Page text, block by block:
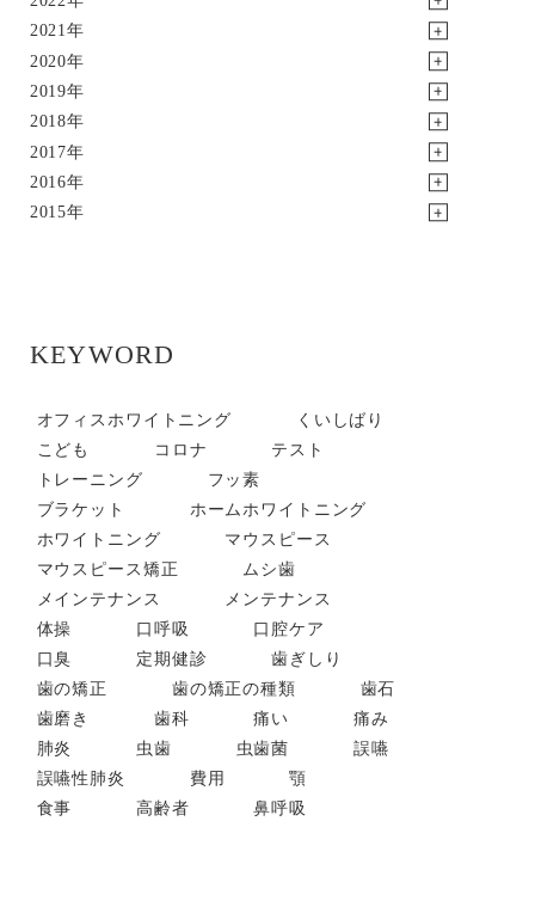
2021年
2020年
2019年
2018年
2017年
2016年
2015年
KEYWORD
オフィスホワイトニング
くいしばり
こども
コロナ
テスト
トレーニング
フッ素
ブラケット
ホームホワイトニング
ホワイトニング
マウスピース
マウスピース矯正
ムシ歯
メインテナンス
メンテナンス
体操
口呼吸
口腔ケア
口臭
定期健診
歯ぎしり
歯の矯正
歯の矯正の種類
歯石
歯磨き
歯科 痛い
痛み
肺炎
虫歯 虫歯菌
誤嚥
誤嚥性肺炎
費用
顎
食事
高齢者 鼻呼吸